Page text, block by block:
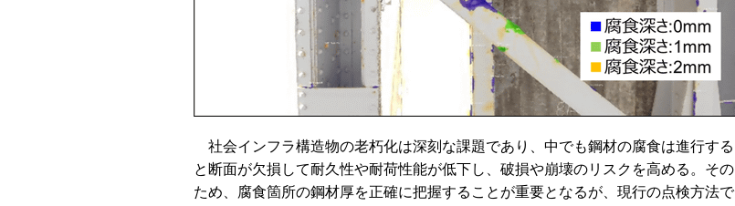
社会インフラ構造物の老朽化は深刻な課題であり、中でも鋼材の腐食は進行する
と断面が欠損して耐久性や耐荷性能が低下し、破損や崩壊のリスクを高める。その
ため、腐食箇所の鋼材厚を正確に把握することが重要となるが、現行の点検方法で